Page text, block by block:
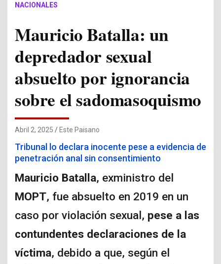
NACIONALES
Mauricio Batalla: un
depredador sexual
absuelto por ignorancia
sobre el sadomasoquismo
Abril 2, 2025 Este Paisano
Tribunal lo declara inocente pese a evidencia de
penetración anal sin consentimiento
Mauricio Batalla, exministro del
MOPT, fue absuelto en 2019 en un
caso por violación sexual, pese a las
contundentes declaraciones de la
víctima, debido a que, según el